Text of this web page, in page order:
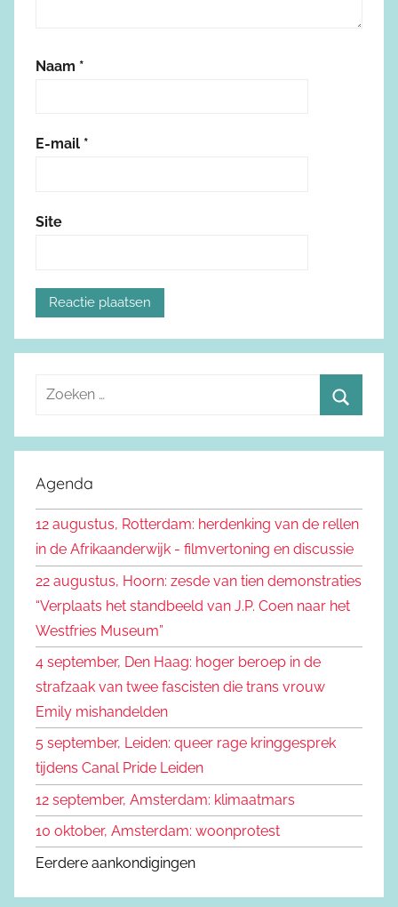
Naam *
E-mail *
Site
e
e
n
a
:
o
e
n
Agenda
12 augustus, Rotterdam: herdenking van de rellen
in de Afrikaanderwijk - filmvertoning en discussie
22 augustus, Hoorn: zesde van tien demonstraties
“Verplaats het standbeeld van J.P. Coen naar het
Westfries Museum”
4 september, Den Haag: hoger beroep in de
strafzaak van twee fascisten die trans vrouw
Emily mishandelden
5 september, Leiden: queer rage kringgesprek
tijdens Canal Pride Leiden
12 september, Amsterdam: klimaatmars
10 oktober, Amsterdam: woonprotest
Eerdere aankondigingen